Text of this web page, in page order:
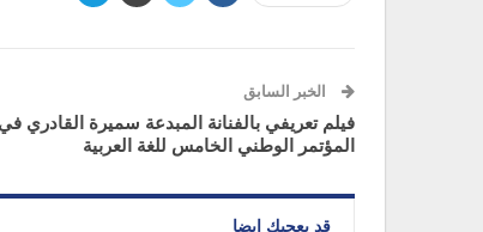
الخبر السابق
‫فيلم تعريفي بالفنانة المبدعة سميرة القادري في
المؤتمر الوطني الخامس للغة العربية
قد يعجبك ايضا